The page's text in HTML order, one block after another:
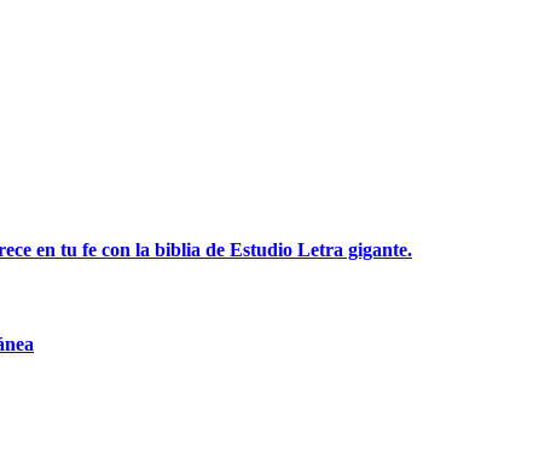
en tu fe con la biblia de Estudio Letra gigante.